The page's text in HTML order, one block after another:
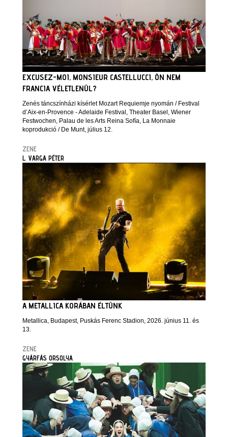
EXCUSEZ-MOI, MONSIEUR CASTELLUCCI, ÖN NEM
FRANCIA VÉLETLENÜL?
Zenés táncszínházi kísérlet Mozart Requiemje nyomán / Festival
d’Aix-en-Provence - Adelaide Festival, Theater Basel, Wiener
Festwochen, Palau de les Arts Reina Sofía, La Monnaie
koprodukció / De Munt, július 12.
ZENE
L. VARGA PÉTER
A METALLICA KORÁBAN ÉLTÜNK
Metallica, Budapest, Puskás Ferenc Stadion, 2026. június 11. és
13.
ZENE
GYÁRFÁS ORSOLYA